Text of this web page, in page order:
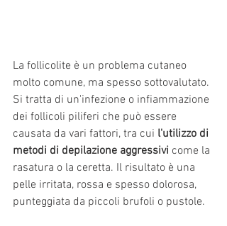
La follicolite è un problema cutaneo
molto comune, ma spesso sottovalutato.
Si tratta di un'infezione o infiammazione
dei follicoli piliferi che può essere
causata da vari fattori, tra cui l'utilizzo di
metodi di depilazione aggressivi come la
rasatura o la ceretta. Il risultato è una
pelle irritata, rossa e spesso dolorosa,
punteggiata da piccoli brufoli o pustole.